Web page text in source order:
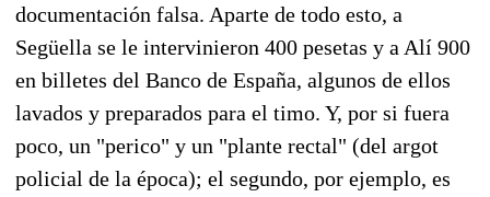
documentación falsa. Aparte de todo esto, a
Següella se le intervinieron 400 pesetas y a Alí 900
en billetes del Banco de España, algunos de ellos
lavados y preparados para el timo. Y, por si fuera
poco, un "perico" y un "plante rectal" (del argot
policial de la época); el segundo, por ejemplo, es